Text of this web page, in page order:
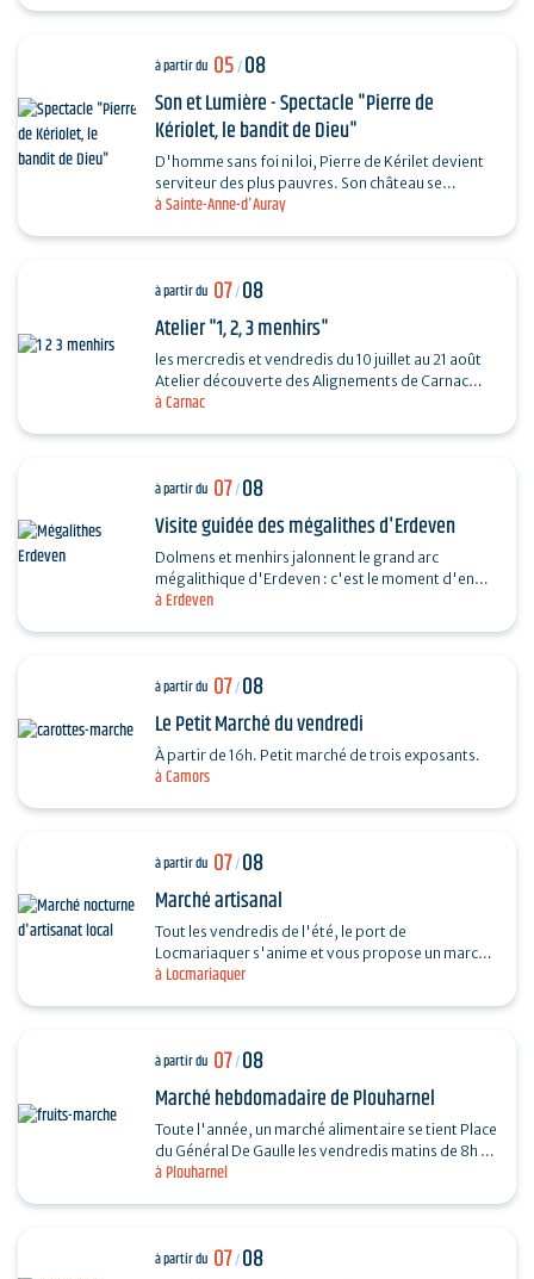
à Sainte-Anne-d'Auray
à partir du 05/08
Son et Lumière - Spectacle "Pierre de
Kériolet, le bandit de Dieu"
D'homme sans foi ni loi, Pierre de Kérilet devient
serviteur des plus pauvres. Son château se
transforme en refuge, sa vie en offrande.
à Carnac
à partir du 07/08
Atelier "1, 2, 3 menhirs"
les mercredis et vendredis du 10 juillet au 21 août
Atelier découverte des Alignements de Carnac
destiné aux enfants de 4 à 6 ans en compagnie
à Erdeven
à partir du 07/08
Visite guidée des mégalithes d'Erdeven
Dolmens et menhirs jalonnent le grand arc
mégalithique d'Erdeven : c'est le moment d'en
découvrir un peu plus. Des Alignements de
à Camors
à partir du 07/08
Le Petit Marché du vendredi
À partir de 16h. Petit marché de trois exposants.
à Locmariaquer
à partir du 07/08
Marché artisanal
Tout les vendredis de l'été, le port de
Locmariaquer s'anime et vous propose un marché
nocturne d'artisanat local. Les musiciens
à Plouharnel
à partir du 07/08
Marché hebdomadaire de Plouharnel
Toute l'année, un marché alimentaire se tient Place
du Général De Gaulle les vendredis matins de 8h à
13h.
à partir du 07/08